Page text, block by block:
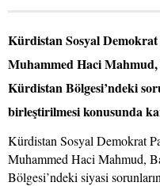
Kürdistan Sosyal
Muhammed Haci
Kürdistan Bölgesi’ndeki
birleştirilmesi konusunda
Kürdistan Sosyal Demokrat
Muhammed Haci Mahmud,
Bölgesi’ndeki siyasi